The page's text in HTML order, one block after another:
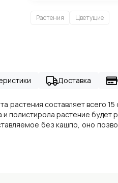
Растения Цветущие
Доставка
растения составляет всего
растение
без кашпо, оно